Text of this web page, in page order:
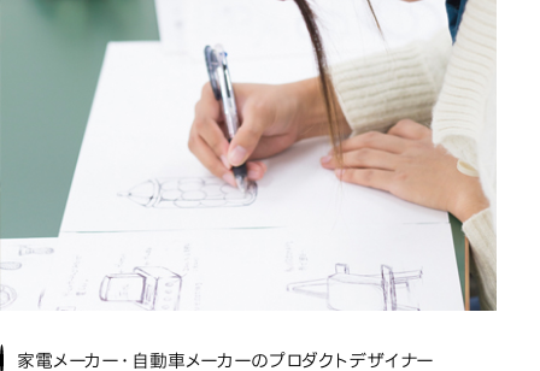
家電メーカー・自動車メーカーのプロダクトデザイナー